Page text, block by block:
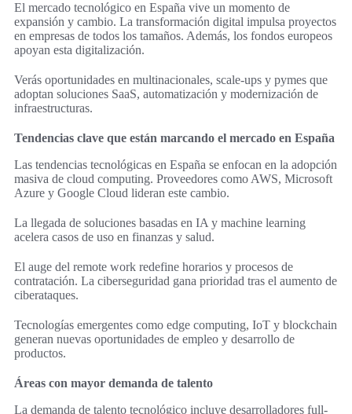
El mercado tecnológico en España vive un momento de
expansión y cambio. La transformación digital impulsa proyectos
en empresas de todos los tamaños. Además, los fondos europeos
apoyan esta digitalización.
Verás oportunidades en multinacionales, scale-ups y pymes que
adoptan soluciones SaaS, automatización y modernización de
infraestructuras.
Tendencias clave que están marcando el mercado en España
Las tendencias tecnológicas en España se enfocan en la adopción
masiva de cloud computing. Proveedores como AWS, Microsoft
Azure y Google Cloud lideran este cambio.
La llegada de soluciones basadas en IA y machine learning
acelera casos de uso en finanzas y salud.
El auge del remote work redefine horarios y procesos de
contratación. La ciberseguridad gana prioridad tras el aumento de
ciberataques.
Tecnologías emergentes como edge computing, IoT y blockchain
generan nuevas oportunidades de empleo y desarrollo de
productos.
Áreas con mayor demanda de talento
La demanda de talento tecnológico incluye desarrolladores full-